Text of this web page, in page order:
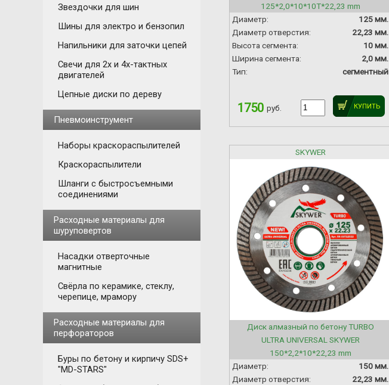
Звездочки для шин
Шины для электро и бензопил
Напильники для заточки цепей
Свечи для 2х и 4х-тактных
двигателей
Цепные диски по дереву
Пневмоинструмент
Наборы краскораспылителей
Краскораспылители
Шланги с быстросъемными
соединениями
Расходные материалы для
шуруповертов
Насадки отверточные
магнитные
Свёрла по керамике, стеклу,
черепице, мрамору
Расходные материалы для
перфораторов
Буры по бетону и кирпичу SDS+
"MD-STARS"
125*2,0*10*10T*22,23 mm
Диаметр:
125 мм.
Диаметр отверстия:
22,23 мм.
Высота сегмента:
10 мм.
Ширина сегмента:
2,0 мм.
Тип:
сегментный
1750 руб. КУПИТЬ
SKYWER
Диск алмазный по бетону TURBO
ULTRA UNIVERSAL SKYWER
150*2,2*10*22,23 mm
Диаметр:
150 мм.
Диаметр отверстия:
22,23 мм.